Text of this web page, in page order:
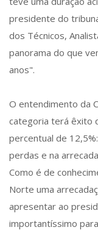
presidente do
dos Técnicos,
panorama do que
anos".
O entendimento da
categoria terá êxito
percentual de
perdas e na
Como é de
Norte uma
apresentar ao
importantíssimo